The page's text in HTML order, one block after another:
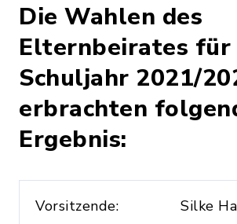
Die Wahlen des
Elternbeirates für
Schuljahr 2021/
erbrachten
Ergebnis:
Vorsitzende: Silke